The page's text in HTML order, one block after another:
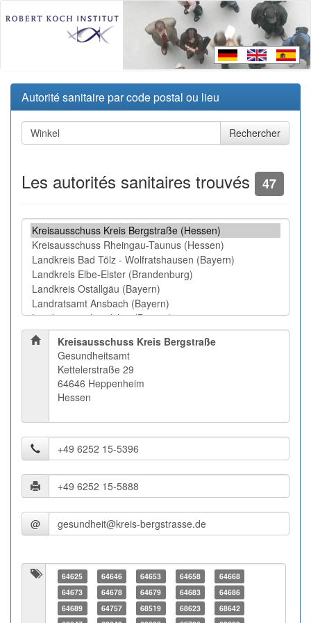
Autorité sanitaire par code postal ou lieu
Les autorités sanitaires trouvés 47
Kreisausschuss Kreis Bergstraße
Gesundheitsamt
Kettelerstraße 29
64646 Heppenheim
Hessen
@
64625 64646 64653 64658
64668
64673
64678 64679 64683
64686
64689
64757 68519 68623
68642